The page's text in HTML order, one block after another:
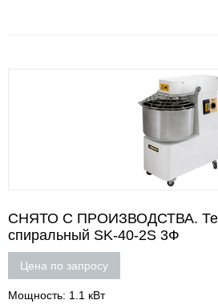
СНЯТО С ПРОИЗВОДСТВА.
спиральный SK-40-2S 3Ф
Цена по запросу
Мощность: 1.1 кВт